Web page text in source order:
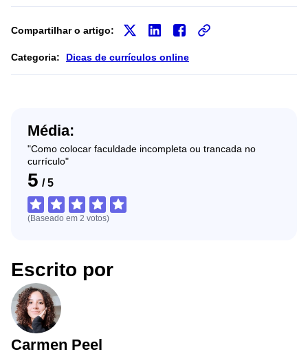
Compartilhar o artigo:
Categoria: Dicas de currículos online
Média:
"Como colocar faculdade incompleta ou trancada no
currículo"
5 / 5
(Baseado em 2 votos)
Escrito por
Carmen Peel